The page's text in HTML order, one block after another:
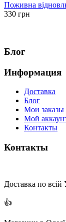
Поживна
330 грн
Блог
Информация
Доставка
Блог
Мои заказы
Мой
Контакты
Контакты
Доставка по всій
👍